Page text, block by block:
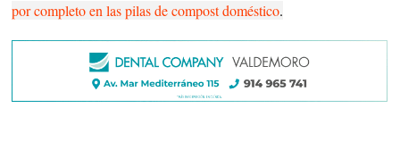
por completo en las pilas de compost doméstico.